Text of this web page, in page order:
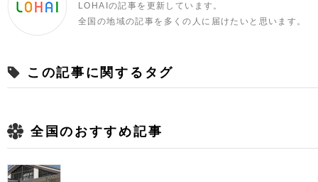
LOHAIの記事を更新しています。
全国の地域の記事を多くの人に届けたいと思います。
この記事に関するタグ
全国のおすすめ記事